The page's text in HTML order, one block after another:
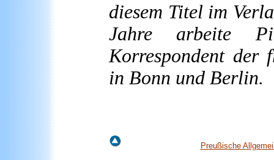
diesem Titel im
Jahre arbeite
Korrespondent der
in Bonn und Berlin.
Preußische